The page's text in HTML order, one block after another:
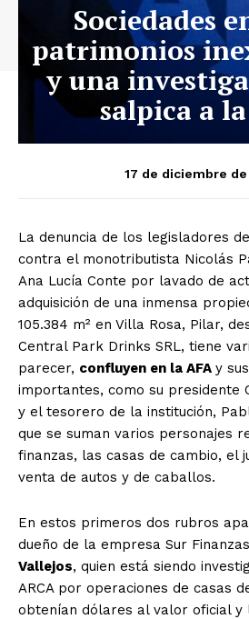
Sociedades
patrimonios
y una
salpica a
17 de diciembre
La denuncia de los legisladores
contra el monotributista Nicolás
Ana Lucía Conte por lavado de
adquisición de una inmensa
105.384 m² en Villa Rosa, Pilar,
Central Park Drinks SRL, tiene
parecer, confluyen en la AFA y
importantes, como su presidente
y el tesorero de la institución,
que se suman varios personajes
finanzas, las casas de cambio, el
venta de autos y de caballos.
En estos primeros dos rubros
dueño de la empresa Sur
Vallejos, quien está siendo
ARCA por operaciones de casas
obtenían dólares al valor oficial y